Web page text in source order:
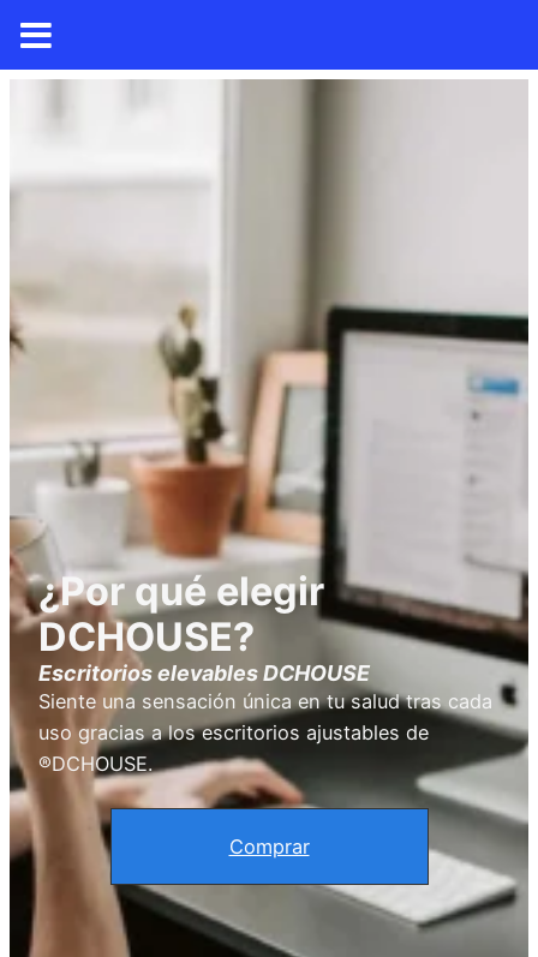
¿Por qué elegir
DCHOUSE?
Escritorios elevablesDCHOUSE
Siente una sensación única en tu salud tras cada
uso gracias a los escritorios ajustables de
®DCHOUSE.
Comprar